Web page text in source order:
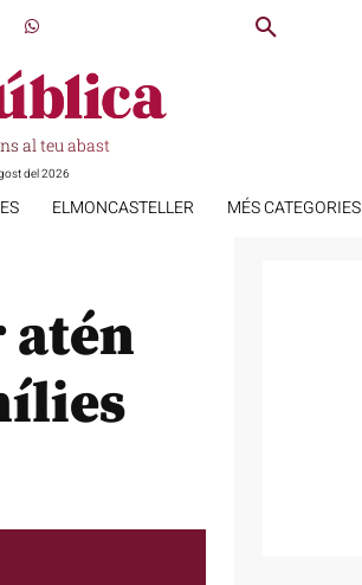
al teu abast
del 2026
ELMONCASTELLER MÉS CATEGORIES
atén